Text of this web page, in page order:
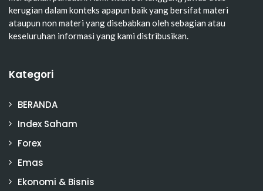
kerugian dalam konteks apapun baik yang bersifat materi
ataupun non materi yang disebabkan oleh sebagian atau
keseluruhan informasi yang kami distribusikan.
Kategori
BERANDA
Index Saham
Forex
Emas
Ekonomi & Bisnis